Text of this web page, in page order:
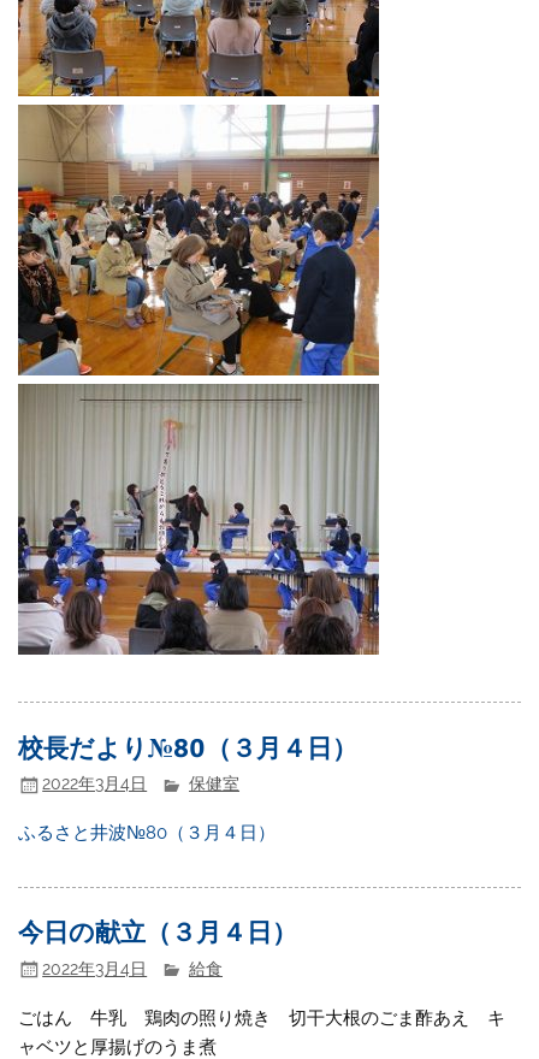
校長だより№80（３月４日）
2022年3月4日 保健室
ふるさと井波№80（３月４日）
今日の献立（３月４日）
2022年3月4日 給食
ごはん 牛乳 鶏肉の照り焼き 切干大根のごま酢あえ キ
ャベツと厚揚げのうま煮